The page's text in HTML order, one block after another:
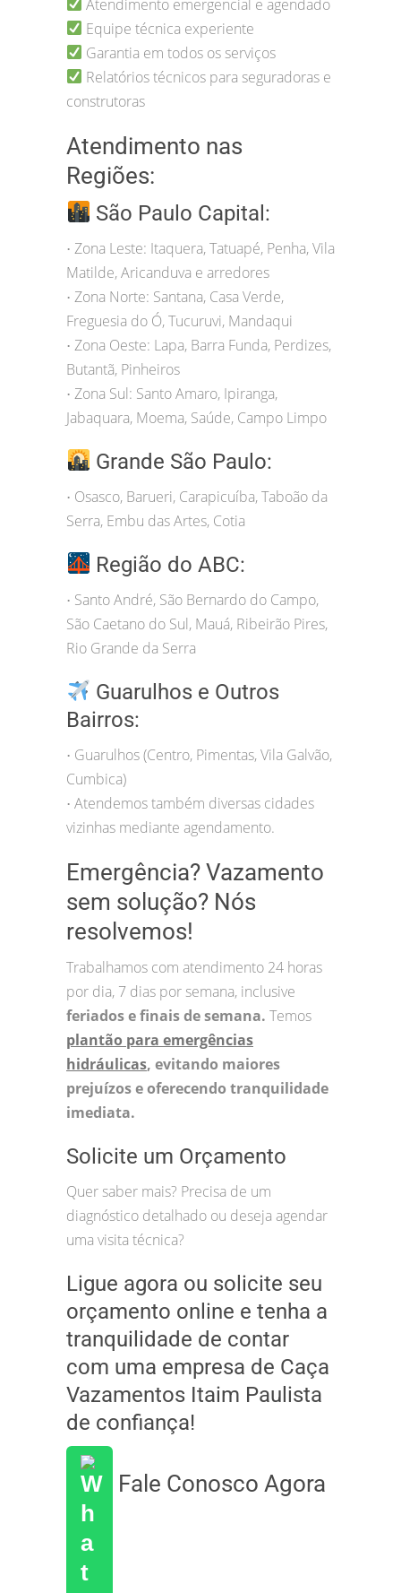
Atendimento emergencial e agendado
Equipe técnica experiente
Garantia em todos os serviços
Relatórios técnicos para seguradoras e
construtoras
Atendimento nas
Regiões:
São Paulo Capital:
• Zona Leste: Itaquera, Tatuapé, Penha, Vila
Matilde, Aricanduva e arredores
• Zona Norte: Santana, Casa Verde,
Freguesia do Ó, Tucuruvi, Mandaqui
• Zona Oeste: Lapa, Barra Funda, Perdizes,
Butantã, Pinheiros
• Zona Sul: Santo Amaro, Ipiranga,
Jabaquara, Moema, Saúde, Campo Limpo
Grande São Paulo:
• Osasco, Barueri, Carapicuíba, Taboão da
Serra, Embu das Artes, Cotia
Região do ABC:
• Santo André, São Bernardo do Campo,
São Caetano do Sul, Mauá, Ribeirão Pires,
Rio Grande da Serra
Guarulhos e Outros
Bairros:
• Guarulhos (Centro, Pimentas, Vila Galvão,
Cumbica)
• Atendemos também diversas cidades
vizinhas mediante agendamento.
Emergência? Vazamento
sem solução? Nós
resolvemos!
Trabalhamos com atendimento 24 horas
por dia, 7 dias por semana, inclusive
feriados e finais de semana. Temos
plantão para emergências
hidráulicas, evitando maiores
prejuízos e oferecendo tranquilidade
imediata.
Solicite um Orçamento
Quer saber mais? Precisa de um
diagnóstico detalhado ou deseja agendar
uma visita técnica?
Ligue agora ou solicite seu
orçamento online e tenha a
tranquilidade de contar
com uma empresa de Caça
Vazamentos Itaim Paulista
de confiança!
Fale Conosco Agora